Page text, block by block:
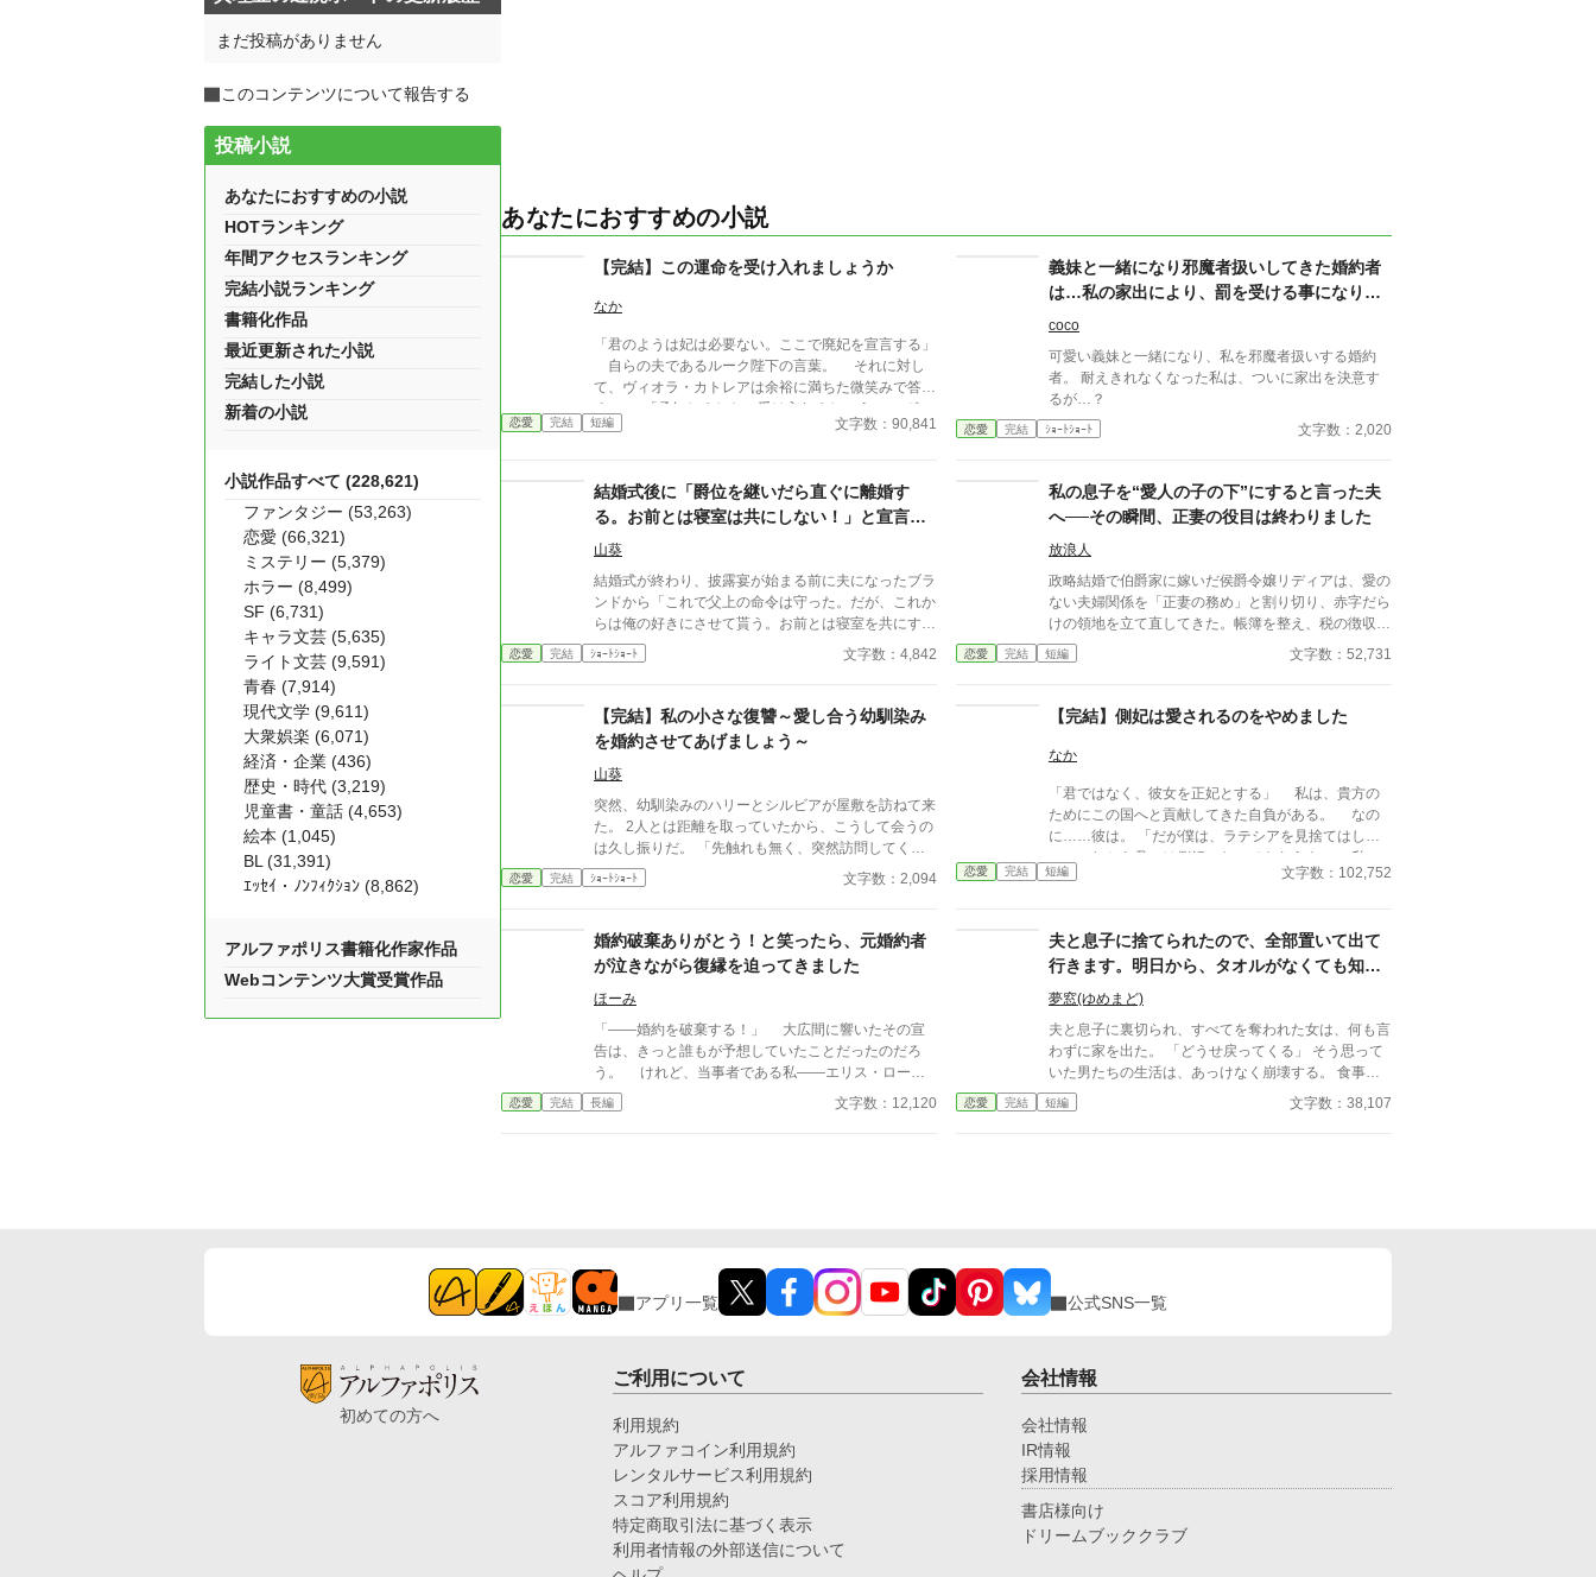
あなたにおすすめの小説
【完結】この運命を受け入れましょうか
なか
「君のようは妃は必要ない。ここで廃妃を宣言する」
自らの夫であるルーク陛下の言葉。 それに対し
て、ヴィオラ・カトレアは余裕に満ちた微笑みで答え
る。 「承知しました。受け入れましょう」 ヴィ
オラにはもう、ルークへの愛など残ってすらいない。
もなく、情けない彼に対して恋情など抱く事すら不快
だ。 だが聖女の素養を持つリアを、ルークは寵愛
を妃に仕立てるため……ヴィオラへと無実の罪を被せ
た。 あっけなく信じるルークに呆れつつも、ヴィ
オラに不安はなかった。 これからの顛末も、打開
策も全て知っているからだ。 前世の記憶を持ち、
ここが物語の世界だと知るヴィオラは……悲運な運命
を受け入れて彼らに意趣返す。 ふりかかる不幸を
◇◇◇ 設定は甘め。 不安のない、さっくり読め
る物語を目指してます。 良ければ読んでくだされ
ば、嬉しいです。
恋愛 完結 短編 文字数：90,841
義妹と一緒になり邪魔者扱いしてきた婚約者
は…私の家出により、罰を受ける事になりま
coco
可愛い義妹と一緒になり、私を邪魔者扱いする婚約
者。 耐えきれなくなった私は、ついに家出を決意す
るが…？
恋愛 完結 ｼｮｰﾄｼｮｰﾄ 文字数：2,020
結婚式後に「爵位を継いだら直ぐに離婚す
る。お前とは寝室は共にしない！」と宣言さ
れました
山葵
結婚式が終わり、披露宴が始まる前に夫になったブラ
ンドから「これで父上の命令は守った。だが、これか
らは俺の好きにさせて貰う。お前とは寝室を共にする
事はない。俺には愛する女がいるんだ。父上から早く
爵位を譲って貰い、お前とは離婚する。お前もそのつ
の間に恋愛感情は無いけれど、ブランド様に嫁ぐいじ
ょう夫婦として寄り添い共に頑張って行ければと思っ
ていたが…その必要も無い様だ。 ならば私も好きに
させて貰おう！！
恋愛 完結 ｼｮｰﾄｼｮｰﾄ 文字数：4,842
私の息子を“愛人の子の下”にすると言った夫
へ──その瞬間、正妻の役目は終わりました
放浪人
政略結婚で伯爵家に嫁いだ侯爵令嬢リディアは、愛の
ない夫婦関係を「正妻の務め」と割り切り、赤字だら
けの領地を立て直してきた。帳簿を整え、税の徴収を
正し、交易路を広げ、収穫が不安定な年には備蓄を回
す――伯爵家の体裁を保ってきたのは、いつも彼女の
連れ帰ったのは“幼馴染”の女とその息子。 「彼女は可
哀想なんだ」 「この子を跡取りにする」 そして人前
で、平然と言い放つ。 ――「君の息子は、愛人の子
が静かに終わった。怒鳴らない。泣かない。微笑みす
ら崩さない。 「承知しました。では――正妻の役目
は終わりましたね」
恋愛 完結 短編 文字数：52,731
【完結】私の小さな復讐～愛し合う幼馴染み
を婚約させてあげましょう～
山葵
突然、幼馴染みのハリーとシルビアが屋敷を訪ねて来
た。 2人とは距離を取っていたから、こうして会うの
は久し振りだ。 「先触れも無く、突然訪問してくる
なんて、そんなに急用なの？」 相変わらずベッタリ
とくっ付きソファに座る2人を見ても早急な用事が有
付いたんだよ！お前にも悪い話ではない事だ」 ハリ
ーの思い付いた事で私に良かった事なんて合ったかし
ら？ もう悪い話にしか思えないけれど、取り合えず
ハリーの話を聞いてみる事にした。
恋愛 完結 ｼｮｰﾄｼｮｰﾄ 文字数：2,094
【完結】側妃は愛されるのをやめました
なか
「君ではなく、彼女を正妃とする」 私は、貴方の
ためにこの国へと貢献してきた自負がある。 なの
に……彼は。 「だが僕は、ラテシアを見捨てはしな
い。これから君には側妃になってもらうよ」 私の
ため。 そんな建前で……側妃へと下げる宣言をす
晒す気は無い。 「承知いたしました。セリム陛
下……私は側妃を受け入れます」 側妃を受けいれ
決めた、たった一つの決意を込めて。 「ですが陛
下。私はもう貴方を支える気はありません」 これ
から私は、『捨てられた妃』という汚名でなく、彼を
『捨てた妃』となるために。 華々しく、私の人生
を謳歌しよう。 全ては、廃妃となるために。
◇◇◇ 設定はゆるめです。 読んでくださると
恋愛 完結 短編 文字数：102,752
婚約破棄ありがとう！と笑ったら、元婚約者
が泣きながら復縁を迫ってきました
ほーみ
「――婚約を破棄する！」 大広間に響いたその宣
告は、きっと誰もが予想していたことだったのだろ
う。 けれど、当事者である私――エリス・ローレ
ンツの胸の内には、不思議なほどの安堵しかなかっ
た。 王太子殿下であるレオンハルト様に、婚約を
恋愛 完結 長編 文字数：12,120
夫と息子に捨てられたので、全部置いて出て
行きます。明日から、タオルがなくても知り
ません。
夢窓(ゆめまど)
夫と息子に裏切られ、すべてを奪われた女は、何も言
わずに家を出た。 「どうせ戻ってくる」 そう思って
いた男たちの生活は、あっけなく崩壊する。 食事
も、金も、信用も失い、 やがて男は罪に落ち、息子
は孤独の中で知る。 ――母がいた日常は、当たり前
恋愛 完結 短編 文字数：38,107
まだ投稿がありません
このコンテンツについて報告する
投稿小説
あなたにおすすめの小説
HOTランキング
年間アクセスランキング
完結小説ランキング
書籍化作品
最近更新された小説
完結した小説
新着の小説
小説作品すべて (228,621)
ファンタジー (53,263)
恋愛 (66,321)
ミステリー (5,379)
ホラー (8,499)
SF (6,731)
キャラ文芸 (5,635)
ライト文芸 (9,591)
青春 (7,914)
現代文学 (9,611)
大衆娯楽 (6,071)
経済・企業 (436)
歴史・時代 (3,219)
児童書・童話 (4,653)
絵本 (1,045)
BL (31,391)
ｴｯｾｲ・ﾉﾝﾌｨｸｼｮﾝ (8,862)
アルファポリス書籍化作家作品
Webコンテンツ大賞受賞作品
アプリ一覧 公式SNS一覧
初めての方へ
ご利用について
利用規約
アルファコイン利用規約
レンタルサービス利用規約
スコア利用規約
特定商取引法に基づく表示
利用者情報の外部送信について
会社情報
会社情報
IR情報
採用情報
書店様向け
ドリームブッククラブ